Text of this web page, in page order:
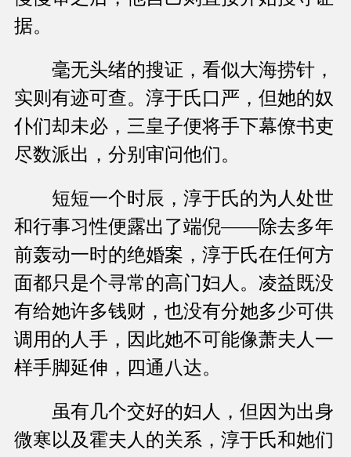
据。
毫无头绪的搜证，看似大海捞针，
实则有迹可查。淳于氏口严，但她的奴
仆们却未必，三皇子便将手下幕僚书吏
尽数派出，分别审问他们。
短短一个时辰，淳于氏的为人处世
和行事习性便露出了端倪——除去多年
前轰动一时的绝婚案，淳于氏在任何方
面都只是个寻常的高门妇人。凌益既没
有给她许多钱财，也没有分她多少可供
调用的人手，因此她不可能像萧夫人一
样手脚延伸，四通八达。
虽有几个交好的妇人，但因为出身
微寒以及霍夫人的关系，淳于氏和她们